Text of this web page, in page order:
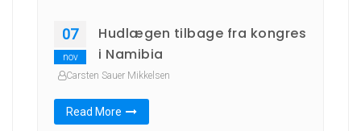
07
nov
Hudlægen tilbage fra kongres
i Namibia
Carsten Sauer Mikkelsen
Read More